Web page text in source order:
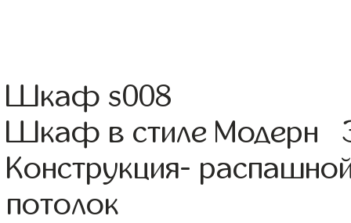
Шкаф s008
Шкаф в стиле Модерн
Конструкция-
потолок